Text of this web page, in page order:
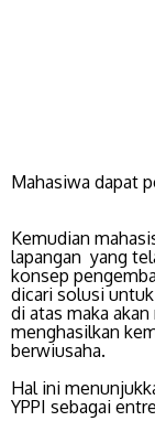
Mahasiwa dapat
Kemudian
lapangan yang
konsep
dicari solusi
di atas maka
menghasilkan
berwiusaha.
Hal ini
YPPI sebagai